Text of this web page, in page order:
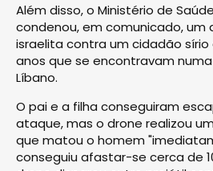
Além disso, o Ministério de
condenou, em comunicado, um
israelita contra um cidadão sírio
anos que se encontravam
Líbano.
O pai e a filha conseguiram
ataque, mas o drone realizou
que matou o homem
conseguiu afastar-se cerca de